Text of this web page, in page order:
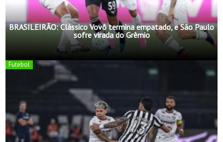
BRASILEIRÃO: Clássico Vovô termina empatado, e São Paulo
sofre virada do Grêmio
Futebol